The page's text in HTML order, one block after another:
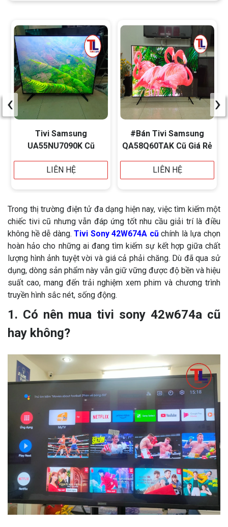
Tivi Samsung
UA55NU7090K Cũ
LIÊN HỆ
#Bán Tivi Samsung
QA58Q60TAK Cũ Giá Rẻ
LIÊN HỆ
‹ ›
Trong thị trường điện tử đa dạng hiện nay, việc tìm kiếm một
chiếc tivi cũ nhưng vẫn đáp ứng tốt nhu cầu giải trí là điều
không hề dễ dàng.Tivi Sony 42W674A cũ chính là lựa chọn
hoàn hảo cho những ai đang tìm kiếm sự kết hợp giữa chất
lượng hình ảnh tuyệt vời và giá cả phải chăng. Dù đã qua sử
dụng, dòng sản phẩm này vẫn giữ vững được độ bền và hiệu
suất cao, mang đến trải nghiệm xem phim và chương trình
truyền hình sắc nét, sống động.
1. Có nên mua tivi sony 42w674a cũ
hay không?